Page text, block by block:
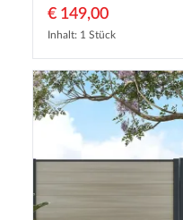
€ 149,00
Inhalt: 1 Stück